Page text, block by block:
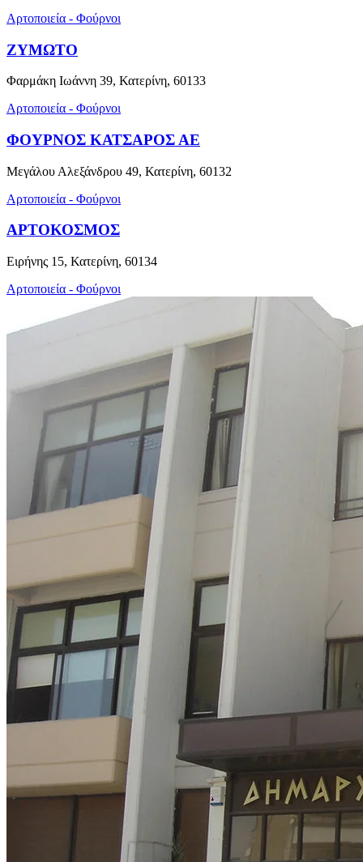
Αρτοποιεία - Φούρνοι
ΖΥΜΩΤΟ
Φαρμάκη Ιωάννη 39, Κατερίνη, 60133
Αρτοποιεία - Φούρνοι
ΦΟΥΡΝΟΣ ΚΑΤΣΑΡΟΣ ΑΕ
Μεγάλου Αλεξάνδρου 49, Κατερίνη, 60132
Αρτοποιεία - Φούρνοι
ΑΡΤΟΚΟΣΜΟΣ
Ειρήνης 15, Κατερίνη, 60134
Αρτοποιεία - Φούρνοι